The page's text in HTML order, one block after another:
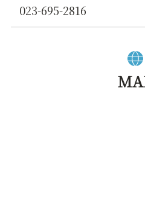
023-695-2816